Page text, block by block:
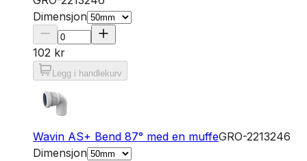
Dimensjon
102 kr
Legg i handlekurv
Wavin AS+ Bend 87° med en muffeGRO-2213246
Dimensjon